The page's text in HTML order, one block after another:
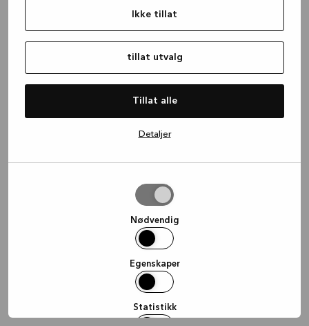
Ikke tillat
tillat utvalg
Tillat alle
Detaljer
Nødvendig
Egenskaper
Statistikk
(see the browser console for more
information).